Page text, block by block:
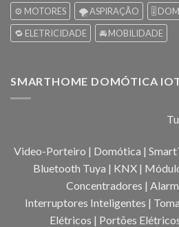
⚙️ MOTORES
🌪️ ASPIRAÇÃO 🎚️
🔁 ELETRICIDADE
🚘 MOBILIDADE
SMARTHOME DOMÓTICA
Video-Porteiro | Domótica |
Bluetooth Tuya | KNX |
Concentradores |
Interruptores Inteligentes |
Elétricos | Portões